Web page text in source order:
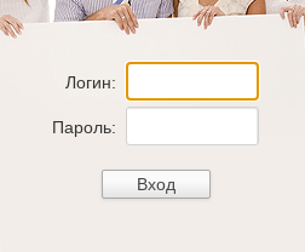
Логин:
Пароль: